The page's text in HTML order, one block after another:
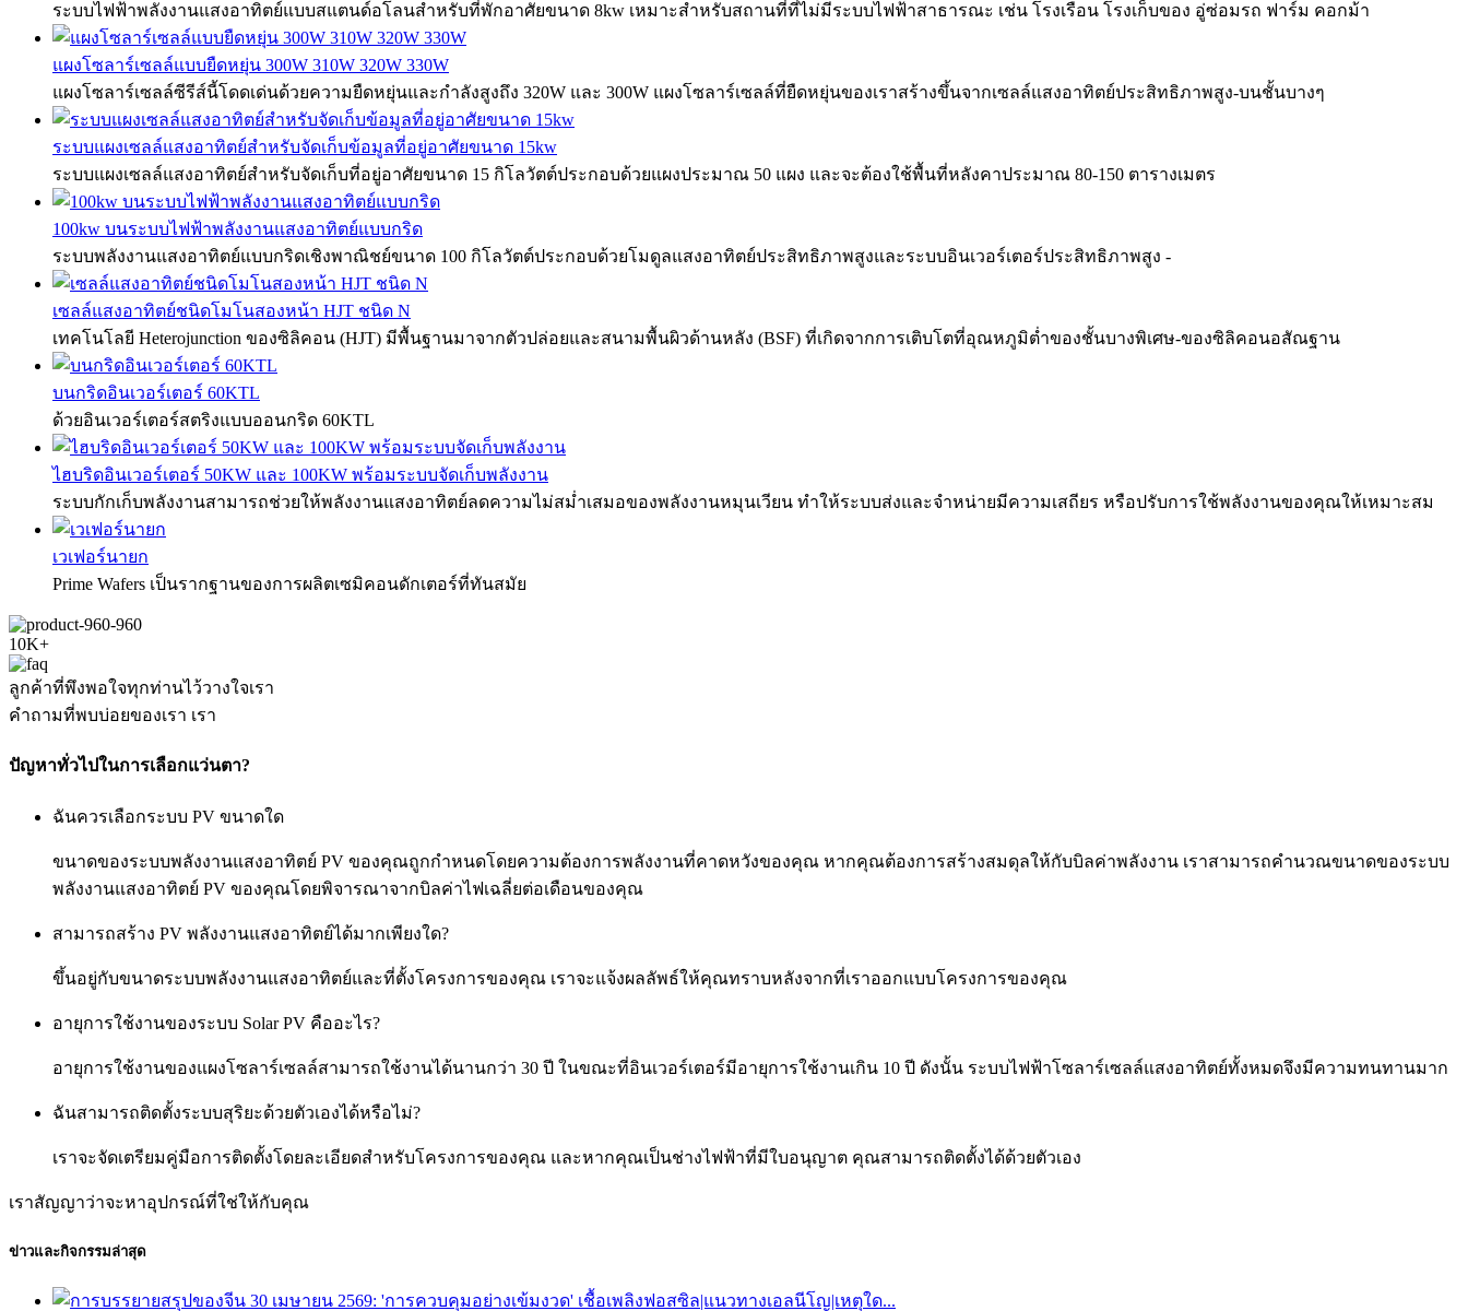
ระบบไฟฟ้าพลังงานแสงอาทิตย์แบบสแตนด์อโลนสำหรับที่พักอาศัยขนาด 8kw เหมาะสำหรับสถานที่ที่ไม่มีระบบไฟฟ้าสาธารณะ เช่น โรงเรือน โรงเก็บของ อู่ซ่อมรถ ฟาร์ม คอกม้า
แผงโซลาร์เซลล์แบบยืดหยุ่น 300W 310W 320W 330W
แผงโซลาร์เซลล์ซีรีส์นี้โดดเด่นด้วยความยืดหยุ่นและกำลังสูงถึง 320W และ 300W แผงโซลาร์เซลล์ที่ยืดหยุ่นของเราสร้างขึ้นจากเซลล์แสงอาทิตย์ประสิทธิภาพสูง-บนชั้นบางๆ
ระบบแผงเซลล์แสงอาทิตย์สำหรับจัดเก็บข้อมูลที่อยู่อาศัยขนาด 15kw
ระบบแผงเซลล์แสงอาทิตย์สำหรับจัดเก็บที่อยู่อาศัยขนาด 15 กิโลวัตต์ประกอบด้วยแผงประมาณ 50 แผง และจะต้องใช้พื้นที่หลังคาประมาณ 80-150 ตารางเมตร
100kw บนระบบไฟฟ้าพลังงานแสงอาทิตย์แบบกริด
ระบบพลังงานแสงอาทิตย์แบบกริดเชิงพาณิชย์ขนาด 100 กิโลวัตต์ประกอบด้วยโมดูลแสงอาทิตย์ประสิทธิภาพสูงและระบบอินเวอร์เตอร์ประสิทธิภาพสูง -
เซลล์แสงอาทิตย์ชนิดโมโนสองหน้า HJT ชนิด N
เทคโนโลยี Heterojunction ของซิลิคอน (HJT) มีพื้นฐานมาจากตัวปล่อยและสนามพื้นผิวด้านหลัง (BSF) ที่เกิดจากการเติบโตที่อุณหภูมิต่ำของชั้นบางพิเศษ-ของซิลิคอนอสัณฐาน
บนกริดอินเวอร์เตอร์ 60KTL
ด้วยอินเวอร์เตอร์สตริงแบบออนกริด 60KTL
ไฮบริดอินเวอร์เตอร์ 50KW และ 100KW พร้อมระบบจัดเก็บพลังงาน
ระบบกักเก็บพลังงานสามารถช่วยให้พลังงานแสงอาทิตย์ลดความไม่สม่ำเสมอของพลังงานหมุนเวียน ทำให้ระบบส่งและจำหน่ายมีความเสถียร หรือปรับการใช้พลังงานของคุณให้เหมาะสม
เวเฟอร์นายก
Prime Wafers เป็นรากฐานของการผลิตเซมิคอนดักเตอร์ที่ทันสมัย
10K+
ลูกค้าที่พึงพอใจทุกท่านไว้วางใจเรา
คำถามที่พบบ่อยของเรา เรา
ปัญหาทั่วไปในการเลือกแว่นตา?
ฉันควรเลือกระบบ PV ขนาดใด
ขนาดของระบบพลังงานแสงอาทิตย์ PV ของคุณถูกกำหนดโดยความต้องการพลังงานที่คาดหวังของคุณ หากคุณต้องการสร้างสมดุลให้กับบิลค่าพลังงาน เราสามารถคำนวณขนาดของระบบ
พลังงานแสงอาทิตย์ PV ของคุณโดยพิจารณาจากบิลค่าไฟเฉลี่ยต่อเดือนของคุณ
สามารถสร้าง PV พลังงานแสงอาทิตย์ได้มากเพียงใด?
ขึ้นอยู่กับขนาดระบบพลังงานแสงอาทิตย์และที่ตั้งโครงการของคุณ เราจะแจ้งผลลัพธ์ให้คุณทราบหลังจากที่เราออกแบบโครงการของคุณ
อายุการใช้งานของระบบ Solar PV คืออะไร?
อายุการใช้งานของแผงโซลาร์เซลล์สามารถใช้งานได้นานกว่า 30 ปี ในขณะที่อินเวอร์เตอร์มีอายุการใช้งานเกิน 10 ปี ดังนั้น ระบบไฟฟ้าโซลาร์เซลล์แสงอาทิตย์ทั้งหมดจึงมีความทนทานมาก
ฉันสามารถติดตั้งระบบสุริยะด้วยตัวเองได้หรือไม่?
เราจะจัดเตรียมคู่มือการติดตั้งโดยละเอียดสำหรับโครงการของคุณ และหากคุณเป็นช่างไฟฟ้าที่มีใบอนุญาต คุณสามารถติดตั้งได้ด้วยตัวเอง
เราสัญญาว่าจะหาอุปกรณ์ที่ใช่ให้กับคุณ
ข่าวและกิจกรรมล่าสุด